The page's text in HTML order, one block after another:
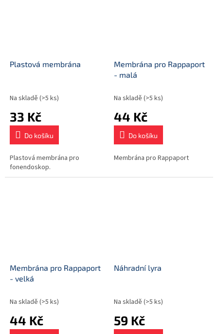
Plastová membrána
Na skladě (>5 ks)
33 Kč
Do košíku
Plastová membrána pro
fonendoskop.
Membrána pro Rappaport
- malá
Na skladě (>5 ks)
44 Kč
Do košíku
Membrána pro Rappaport
Membrána pro Rappaport
- velká
Na skladě (>5 ks)
44 Kč
Náhradní lyra
Na skladě (>5 ks)
59 Kč